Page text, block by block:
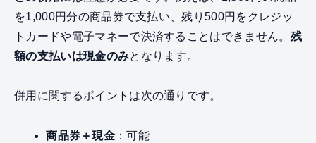
を1,000円分の商品券で支払い、残り500円をクレジッ
トカードや電子マネーで決済することはできません。 残
額の支払いは現金のみとなります。
併用に関するポイントは次の通りです。
商品券＋現金 ：可能